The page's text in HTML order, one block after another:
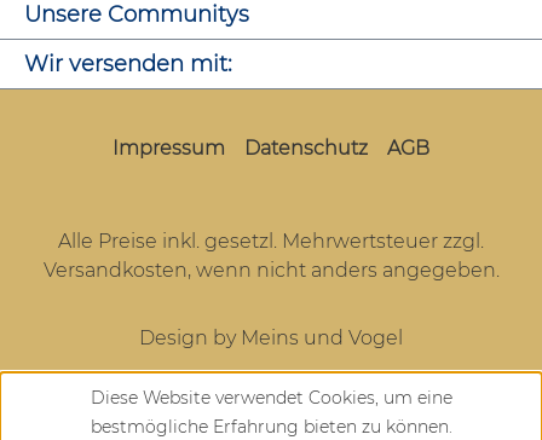
Unsere Communitys
Wir versenden mit:
Impressum Datenschutz AGB
Alle Preise inkl. gesetzl. Mehrwertsteuer zzgl.
Versandkosten, wenn nicht anders angegeben.
Design by Meins und Vogel
Diese Website verwendet Cookies, um eine
bestmögliche Erfahrung bieten zu können.